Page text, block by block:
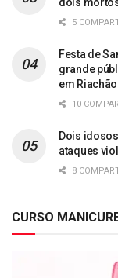
5
Festa de
grande
em
10
Dois
ataques
8
CURSO